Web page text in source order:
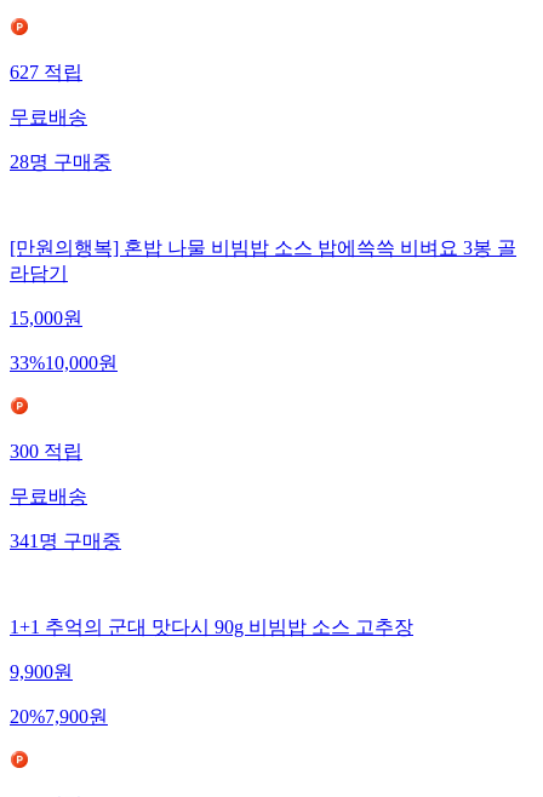
627적립
무료배송
28명구매중
[만원의행복] 혼밥 나물 비빔밥 소스 밥에쓱쓱 비벼요 3봉 골
라담기
15,000원
33%10,000원
300적립
무료배송
341명구매중
1+1 추억의 군대 맛다시 90g 비빔밥 소스 고추장
9,900원
20%7,900원